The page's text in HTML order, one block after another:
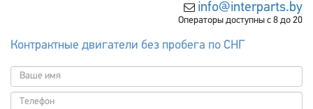
info@interparts.by
Операторы доступны с 8 до 20
Контрактные двигатели без пробега по СНГ